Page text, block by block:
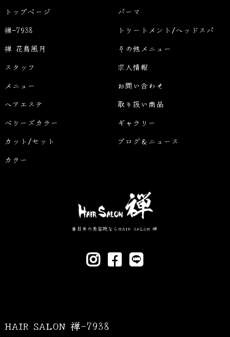
トップページ
禅-7938
禅 花鳥風月
スタッフ
メニュー
ヘアエステ
ベリーズカラー
カット/セット
カラー
パーマ
トリートメント/ヘッドスパ
その他メニュー
求人情報
お問い合わせ
取り扱い商品
ギャラリー
ブログ＆ニュース
春日井の美容院ならHAIR SALON 禅
HAIR SALON 禅-7938